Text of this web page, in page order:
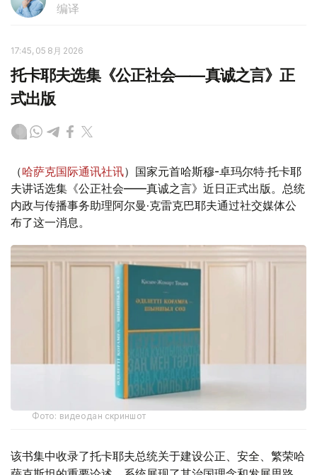
编译
17:45, 05 8月 2026
托卡耶夫选集《公正社会——真诚之言》正
式出版
（哈萨克国际通讯社讯）国家元首哈斯穆-卓玛尔特·托卡耶
夫讲话选集《公正社会——真诚之言》近日正式出版。总统
内政与传播事务助理阿尔曼·克雷克巴耶夫通过社交媒体公
布了这一消息。
Фото: видеодан скриншот
该书集中收录了托卡耶夫总统关于建设公正、安全、繁荣哈